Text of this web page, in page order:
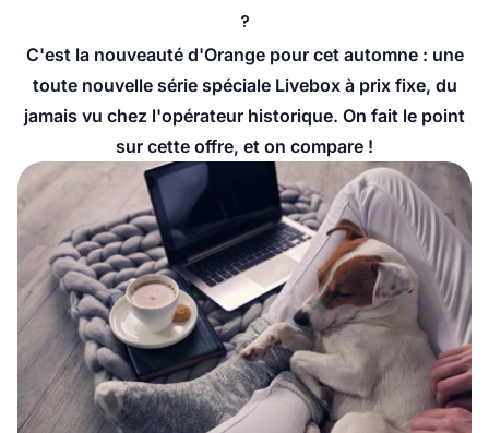
?
C'est la nouveauté d'Orange pour cet automne : une
toute nouvelle série spéciale Livebox à prix fixe, du
jamais vu chez l'opérateur historique. On fait le point
sur cette offre, et on compare !